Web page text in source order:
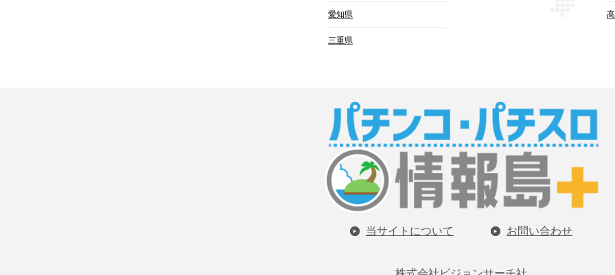
愛知県
三重県
当サイトについて お問い合わせ